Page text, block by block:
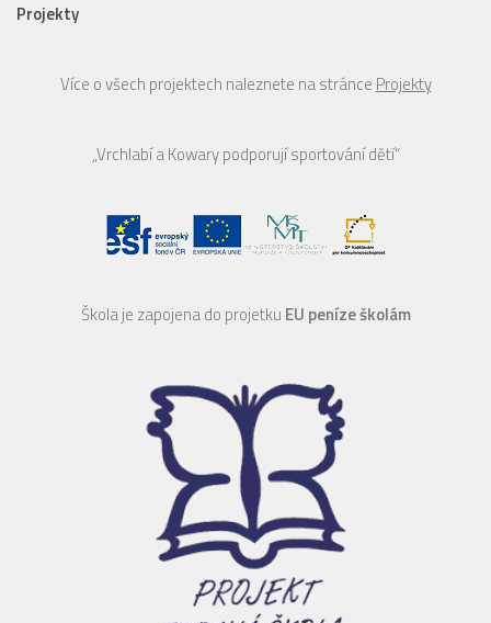
Projekty
Více o všech projektech naleznete na stránce Projekty
„Vrchlabí a Kowary podporují sportování dětí“
Škola je zapojena do projetku EU peníze školám